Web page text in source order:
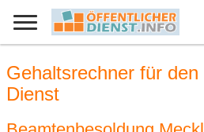
Gehaltsrechner für
Dienst